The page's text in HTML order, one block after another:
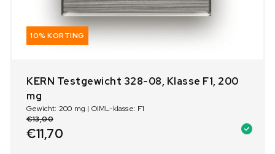
10% KORTING
KERN Testgewicht 328-08, Klasse F1, 200
mg
Gewicht: 200 mg | OIML-klasse: F1
€13,00
€11,70